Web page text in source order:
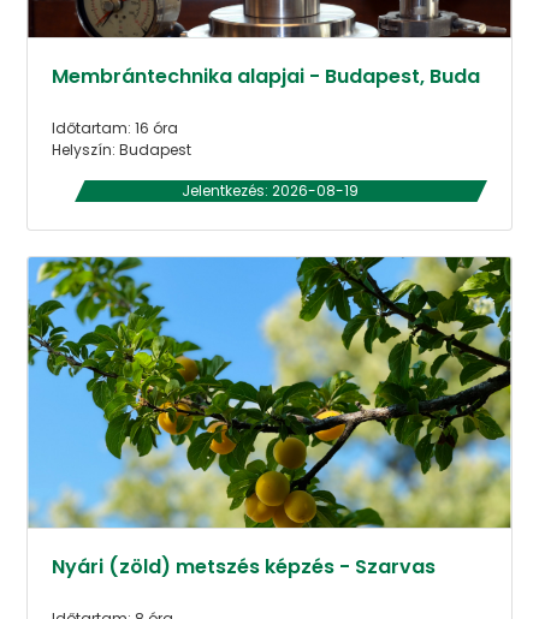
Membrántechnika alapjai - Budapest, Buda
Időtartam: 16 óra
Helyszín: Budapest
Jelentkezés: 2026-08-19
Nyári (zöld) metszés képzés - Szarvas